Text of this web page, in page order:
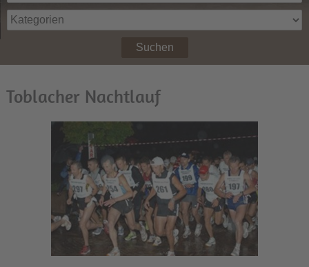
Suchen
Toblacher Nachtlauf